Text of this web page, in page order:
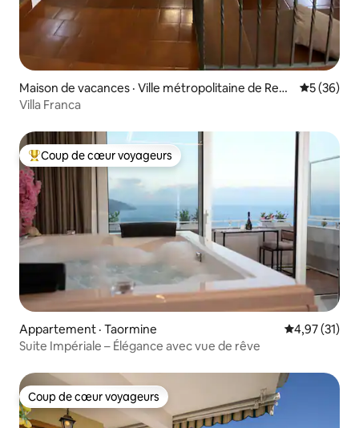
Maison de vacances · Ville métropolitaine de Regg
io de Calabre
Note
5 (36)
Villa Franca
Coup de cœur voyageurs parmi les plus aimés
Coup de cœur voyageurs
Appartement · Taormine Note
4,97 (31)
Suite Impériale – Élégance avec vue de rêve
Coup de cœur voyageurs
Coup de cœur voyageurs